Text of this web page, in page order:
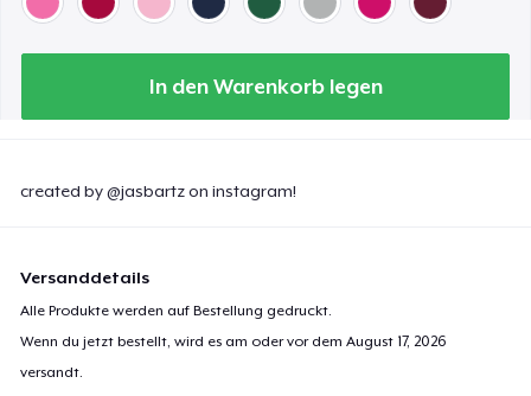
In den Warenkorb legen
created by @jasbartz on instagram!
Versanddetails
Alle Produkte werden auf Bestellung gedruckt.
Wenn du jetzt bestellt, wird es am oder vor demAugust 17, 2026
versandt.